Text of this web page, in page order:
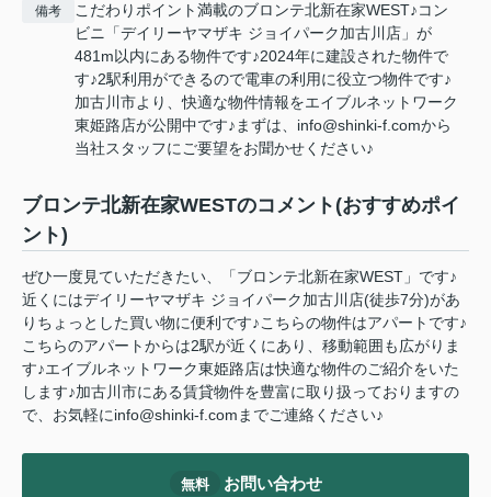
備考
こだわりポイント満載のブロンテ北新在家WEST♪コン
ビニ「デイリーヤマザキ ジョイパーク加古川店」が
481m以内にある物件です♪2024年に建設された物件で
す♪2駅利用ができるので電車の利用に役立つ物件です♪
加古川市より、快適な物件情報をエイブルネットワーク
東姫路店が公開中です♪まずは、info@shinki-f.comから
当社スタッフにご要望をお聞かせください♪
ブロンテ北新在家WESTのコメント(おすすめポイ
ント)
ぜひ一度見ていただきたい、「ブロンテ北新在家WEST」です♪
近くにはデイリーヤマザキ ジョイパーク加古川店(徒歩7分)があ
りちょっとした買い物に便利です♪こちらの物件はアパートです♪
こちらのアパートからは2駅が近くにあり、移動範囲も広がりま
す♪エイブルネットワーク東姫路店は快適な物件のご紹介をいた
します♪加古川市にある賃貸物件を豊富に取り扱っておりますの
で、お気軽にinfo@shinki-f.comまでご連絡ください♪
無料 お問い合わせ